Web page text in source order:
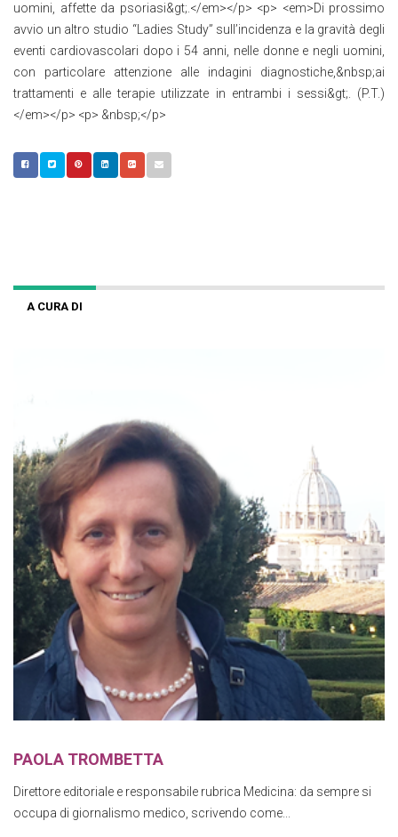
uomini, affette da psoriasi&gt;.</em></p> <p> <em>Di prossimo
avvio un altro studio “Ladies Study” sull’incidenza e la gravità degli
eventi cardiovascolari dopo i 54 anni, nelle donne e negli uomini,
con particolare attenzione alle indagini diagnostiche,&nbsp;ai
trattamenti e alle terapie utilizzate in entrambi i sessi&gt;. (P.T.)
</em></p> <p> &nbsp;</p>
A CURA DI
PAOLA TROMBETTA
Direttore editoriale e responsabile rubrica Medicina: da sempre si
occupa di giornalismo medico, scrivendo come...